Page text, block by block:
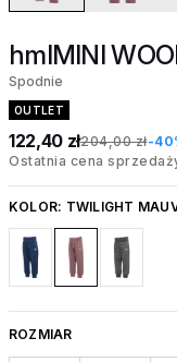
hmlMINI
Spodnie
OUTLET
122,40 zł204,00 zł-
Ostatnia cena
KOLOR: TWILIGHT
ROZMIAR